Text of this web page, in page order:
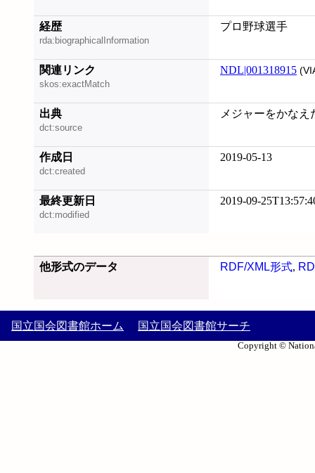
経歴
rda:biographicalInformation
プロ野球選手
関連リンク
skos:exactMatch
NDL|001318915
出典
dct:source
メジャーをかなえ
作成日
dct:created
2019-05-13
最終更新日
dct:modified
2019-09-
他形式のデータ RDF/XML形式,
国立国会図書館ホーム 国立国会図書館サーチ
Copyright ©